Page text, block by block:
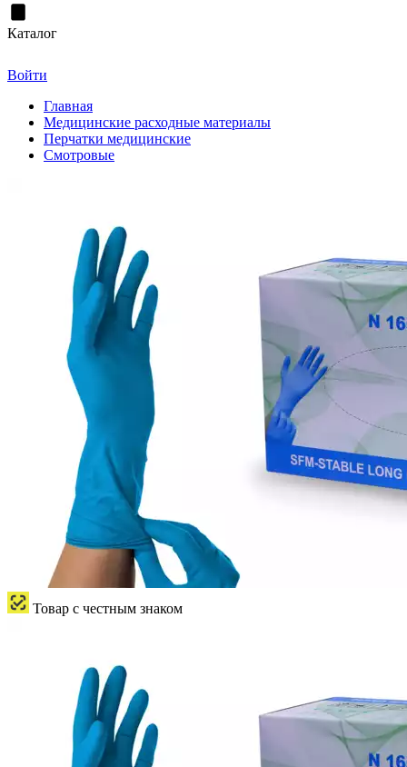
Каталог
Войти
Главная
Медицинские расходные материалы
Перчатки медицинские
Смотровые
Товар с честным знаком